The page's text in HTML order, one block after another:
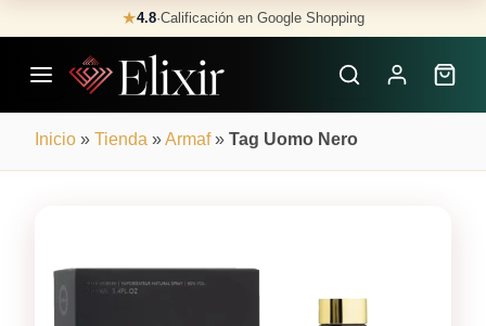
to
content
★4.8·Calificación en Google Shopping
Inicio » Tienda »Armaf» Tag Uomo Nero